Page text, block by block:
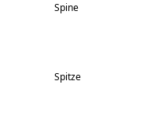
Spine
Spitze